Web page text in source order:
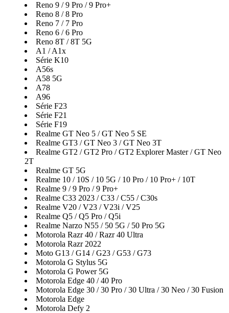
Reno 9 / 9 Pro / 9 Pro+
Reno 8 / 8 Pro
Reno 7 / 7 Pro
Reno 6 / 6 Pro
Reno 8T / 8T 5G
A1 / A1x
Série K10
A56s
A58 5G
A78
A96
Série F23
Série F21
Série F19
Realme GT Neo 5 / GT Neo 5 SE
Realme GT3 / GT Neo 3 / GT Neo 3T
Realme GT2 / GT2 Pro / GT2 Explorer Master / GT Neo
2T
Realme GT 5G
Realme 10 / 10S / 10 5G / 10 Pro / 10 Pro+ / 10T
Realme 9 / 9 Pro / 9 Pro+
Realme C33 2023 / C33 / C55 / C30s
Realme V20 / V23 / V23i / V25
Realme Q5 / Q5 Pro / Q5i
Realme Narzo N55 / 50 5G / 50 Pro 5G
Motorola Razr 40 / Razr 40 Ultra
Motorola Razr 2022
Moto G13 / G14 / G23 / G53 / G73
Motorola G Stylus 5G
Motorola G Power 5G
Motorola Edge 40 / 40 Pro
Motorola Edge 30 / 30 Pro / 30 Ultra / 30 Neo / 30 Fusion
Motorola Edge
Motorola Defy 2